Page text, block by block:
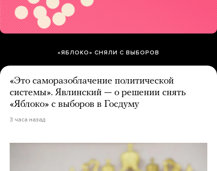
«ЯБЛОКО» СНЯЛИ С ВЫБОРОВ
«Это саморазоблачение политической
системы». Явлинский — о решении снять
«Яблоко» с выборов в Госдуму
3 часа назад